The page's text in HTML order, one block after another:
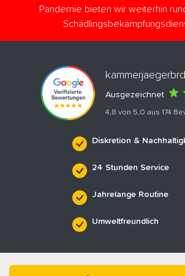
Pandemie bieten wir weiterhin
Ausgezeichnet
4,8 von 5,0 aus 174
Diskretion &
24 Stunden Service
Jahrelange Routine
Umweltfreundlich